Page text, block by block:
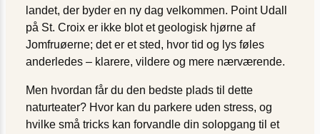
landet, der byder en ny dag velkommen. Point Udall
på St. Croix er ikke blot et geologisk hjørne af
Jomfruøerne; det er et sted, hvor tid og lys føles
anderledes – klarere, vildere og mere nærværende.
Men hvordan får du den bedste plads til dette
naturteater? Hvor kan du parkere uden stress, og
hvilke små tricks kan forvandle din solopgang til et